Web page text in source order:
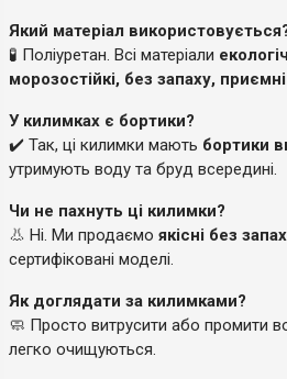
Який матеріал
🧪 Поліуретан. Всі матеріали
морозостійкі, без запаху,
У килимках є бортики?
✔️ Так, ці килимки мають бортики
утримують воду та бруд всередині.
Чи не пахнуть ці килимки?
👃 Ні. Ми продаємо якісні без
сертифіковані моделі.
Як доглядати за килимками?
🧼 Просто витрусити або промити
легко очищуються.